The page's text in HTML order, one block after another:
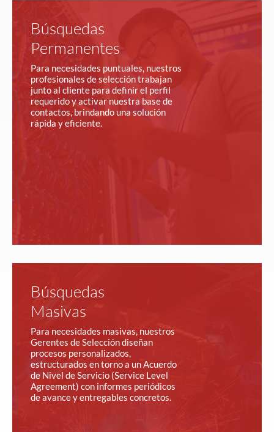
Búsquedas
Permanentes
Para necesidades puntuales, nuestros
profesionales de selección trabajan
junto al cliente para definir el perfil
requerido y activar nuestra base de
contactos, brindando una solución
rápida y eficiente.
Búsquedas
Masivas
Para necesidades masivas, nuestros
Gerentes de Selección diseñan
procesos personalizados,
estructurados en torno a un Acuerdo
de Nivel de Servicio (Service Level
Agreement) con informes periódicos
de avance y entregables concretos.